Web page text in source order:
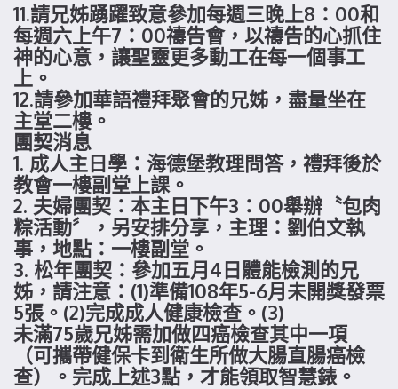
11.請兄姊踴躍致意參加每週三晚上8：00和
每週六上午7：00禱告會，以禱告的心抓住
神的心意，讓聖靈更多動工在每一個事工
上。
12.請參加華語禮拜聚會的兄姊，盡量坐在
主堂二樓。
團契消息
1. 成人主日學：海德堡教理問答，禮拜後於
教會一樓副堂上課。
2. 夫婦團契：本主日下午3：00舉辦〝包肉
粽活動〞，另安排分享，主理：劉伯文執
事，地點：一樓副堂。
3. 松年團契：參加五月4日體能檢測的兄
姊，請注意：(1)準備108年5-6月未開獎發票
5張。(2)完成成人健康檢查。(3)
未滿75歲兄姊需加做四癌檢查其中一項
（可攜帶健保卡到衛生所做大腸直腸癌檢
查）。完成上述3點，才能領取智慧錶。